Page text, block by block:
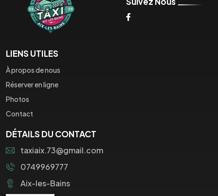
LIENS UTILES
À propos de nous
Réserver en ligne
Photos
Contact
DÉTAILS DU CONTACT
taxiaix.73@gmail.com
0749969777
Aix-les-Bains